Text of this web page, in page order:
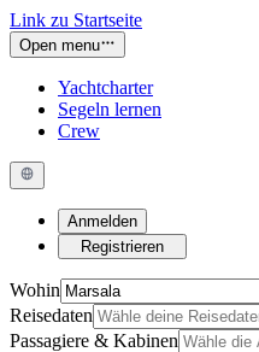
Link zu Startseite
Open menu
Yachtcharter
Segeln lernen
Crew
Anmelden
Registrieren
Wohin
Reisedaten
Passagiere & Kabinen